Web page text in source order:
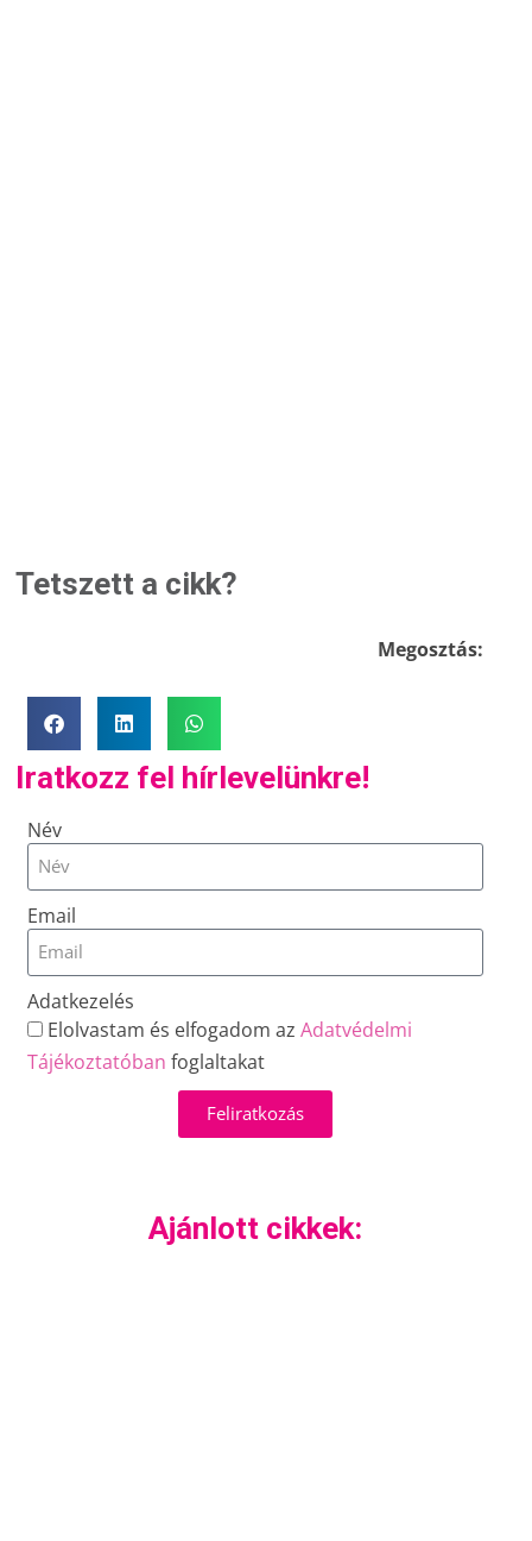
Tetszett a cikk?
Megosztás:
Iratkozz fel hírlevelünkre!
Név
Email
Adatkezelés
Elolvastam és elfogadom azAdatvédelmi
Tájékoztatóban foglaltakat
Feliratkozás
Ajánlott cikkek: